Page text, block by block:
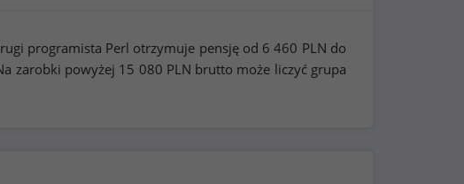
programista Perl otrzymuje pensję od 6 460 PLN do
zarobki powyżej 15 080 PLN brutto może liczyć grupa